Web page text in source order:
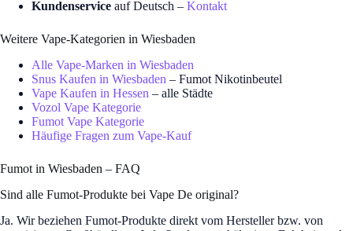
Kundenservice auf Deutsch – Kontakt
Weitere Vape-Kategorien in Wiesbaden
Alle Vape-Marken in Wiesbaden
Snus Kaufen in Wiesbaden – Fumot Nikotinbeutel
Vape Kaufen in Hessen – alle Städte
Vozol Vape Kategorie
Fumot Vape Kategorie
Häufige Fragen zum Vape-Kauf
Fumot in Wiesbaden – FAQ
Sind alle Fumot-Produkte bei Vape De original?
Ja. Wir beziehen Fumot-Produkte direkt vom Hersteller bzw. von